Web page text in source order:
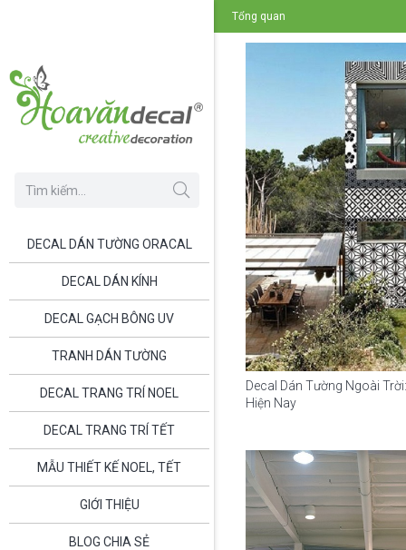
DECAL DÁN TƯỜNG ORACAL
DECAL DÁN KÍNH
DECAL GẠCH BÔNG UV
TRANH DÁN TƯỜNG
DECAL TRANG TRÍ NOEL
DECAL TRANG TRÍ TẾT
MẪU THIẾT KẾ NOEL, TẾT
GIỚI THIỆU
BLOG CHIA SẺ
Tổng quan
Decal Dán Tường Ngoài
Hiện Nay